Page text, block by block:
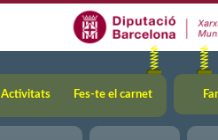
Activitats Fes-te el carnet